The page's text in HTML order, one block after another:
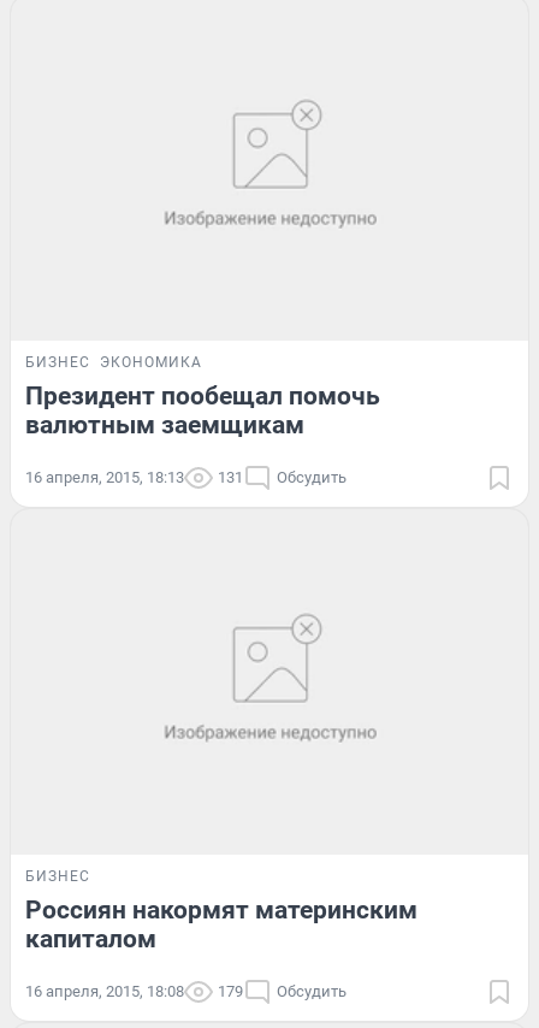
БИЗНЕС ЭКОНОМИКА
Президент пообещал помочь
валютным заемщикам
16 апреля, 2015, 18:13 131 Обсудить
БИЗНЕС
Россиян накормят материнским
капиталом
16 апреля, 2015, 18:08 179 Обсудить